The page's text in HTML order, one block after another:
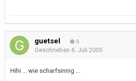
guetsel 0
Geschrieben 6. Juli 2005
Hihi ... wie scharfsinnig ...